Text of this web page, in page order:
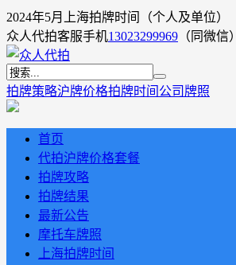
2024年5月上海拍牌时间（个人及单位）
众人代拍客服手机13023299969 （同微信）
拍牌策略沪牌价格拍牌时间 公司牌照
首页
代拍沪牌价格套餐
拍牌攻略
拍牌结果
最新公告
摩托车牌照
上海拍牌时间